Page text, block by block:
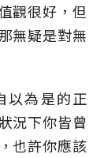
觀很好，但
無疑是對無
以為是的正
況下你皆曾
也許你應該